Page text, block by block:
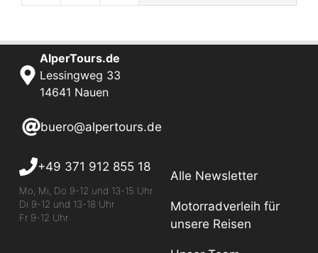
AlperTours.de
Lessingweg 33
14641 Nauen
buero@alpertours.de
+49 371 912 855 18
Mo, Mi, Do 9-12 und 13-15 Uhr
Di 9-12 und 13-18 Uhr
Fr 9-12 Uhr
Alle Newsletter
Motorradverleih für
unsere Reisen